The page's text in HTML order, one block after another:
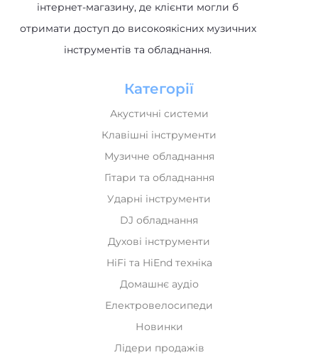
інтернет-магазину, де клієнти могли б
отримати доступ до високоякісних музичних
інструментів та обладнання.
Категорії
Акустичні системи
Клавішні інструменти
Музичне обладнання
Гітари та обладнання
Ударні інструменти
DJ обладнання
Духові інструменти
HiFi та HiEnd техніка
Домашнє аудіо
Електровелосипеди
Новинки
Лідери продажів